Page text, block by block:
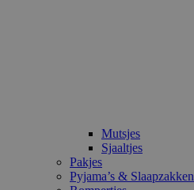
Mutsjes
Sjaaltjes
Pakjes
Pyjama’s & Slaapzakken